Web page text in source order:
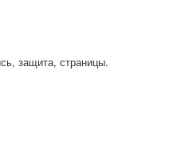
защита, страницы.